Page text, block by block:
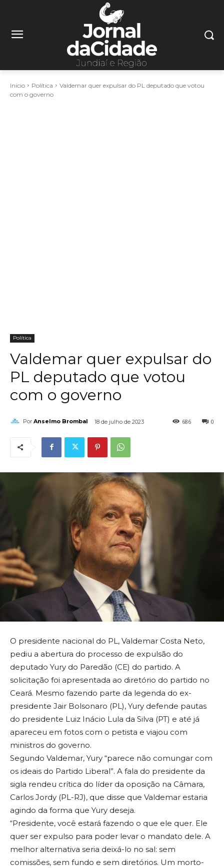
Início Política
Valdemar quer expulsar do PL deputado que votou
com o governo
Política
Valdemar quer expulsar do
PL deputado que votou
com o governo
Por Anselmo Brombal 18 de julho de 2023 0
686
O presidente nacional do PL, Valdemar Costa Neto,
pediu a abertura do processo de expulsão do
deputado Yury do Paredão (CE) do partido. A
solicitação foi apresentada ao diretório do partido no
Ceará. Mesmo fazendo parte da legenda do ex-
presidente Jair Bolsonaro (PL), Yury defende pautas
do presidente Luiz Inácio Lula da Silva (PT) e até já
apareceu em fotos com o petista e viajou com
ministros do governo.
Segundo Valdemar, Yury “parece não comungar com
os ideais do Partido Liberal”. A fala do presidente da
sigla rendeu crítica do líder da oposição na Câmara,
Carlos Jordy (PL-RJ), que disse que Valdemar estaria
agindo da forma que Yury deseja.
“Presidente, você estará fazendo o que ele quer. Ele
quer ser expulso para poder levar o mandato dele. A
melhor alternativa seria deixá-lo no sal: sem
comissões, sem fundo e sem diretórios. Um morto-